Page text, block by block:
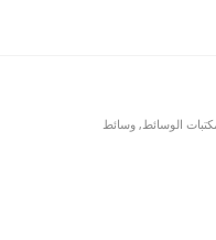
الوسائط, وسائط